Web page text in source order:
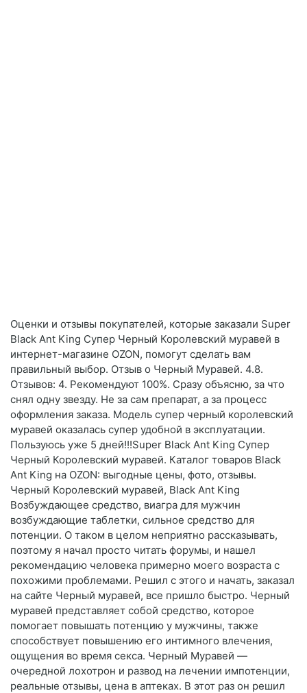
Оценки и отзывы покупателей, которые заказали Super
Black Ant King Супер Черный Королевский муравей в
интернет-магазине OZON, помогут сделать вам
правильный выбор. Отзыв о Черный Муравей. 4.8.
Отзывов: 4. Рекомендуют 100%. Сразу объясню, за что
снял одну звезду. Не за сам препарат, а за процесс
оформления заказа. Модель супер черный королевский
муравей оказалась супер удобной в эксплуатации.
Пользуюсь уже 5 дней!!!Super Black Ant King Супер
Черный Королевский муравей. Каталог товаров Black
Ant King на OZON: выгодные цены, фото, отзывы.
Черный Королевский муравей, Black Ant King
Возбуждающее средство, виагра для мужчин
возбуждающие таблетки, сильное средство для
потенции. О таком в целом неприятно рассказывать,
поэтому я начал просто читать форумы, и нашел
рекомендацию человека примерно моего возраста с
похожими проблемами. Решил с этого и начать, заказал
на сайте Черный муравей, все пришло быстро. Черный
муравей представляет собой средство, которое
помогает повышать потенцию у мужчины, также
способствует повышению его интимного влечения,
ощущения во время секса. Черный Муравей —
очередной лохотрон и развод на лечении импотенции,
реальные отзывы, цена в аптеках. В этот раз он решил